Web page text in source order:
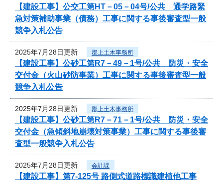
【建設工事】公交工第HT－05－04号/公共 通学路緊
急対策補助事業（債務）工事に関する事後審査型一般
競争入札公告
2025年7月28日更新 郡上土木事務所
【建設工事】公砂工第R7－49－1号/公共 防災・安全
交付金（火山砂防事業）工事に関する事後審査型一般
競争入札公告
2025年7月28日更新 郡上土木事務所
【建設工事】公砂工第R7－71－1号/公共 防災・安全
交付金（急傾斜地崩壊対策事業）工事に関する事後審
査型一般競争入札公告
2025年7月28日更新 会計課
【建設工事】第7-125号 路側式道路標識建植他工事